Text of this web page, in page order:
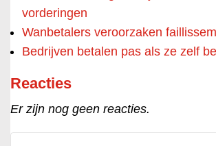
vorderingen
Wanbetalers veroorzaken
Bedrijven betalen pas als ze zelf
Reacties
Er zijn nog geen reacties.